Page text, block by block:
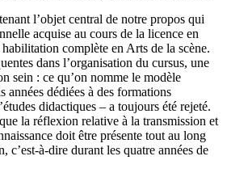
l’objet central de notre propos qui
acquise au cours de la licence en
complète en Arts de la scène.
dans l’organisation du cursus, une
sein : ce qu’on nomme le modèle
années dédiées à des formations
didactiques – a toujours été rejeté.
la réflexion relative à la transmission et
doit être présente tout au long
c’est-à-dire durant les quatre années de